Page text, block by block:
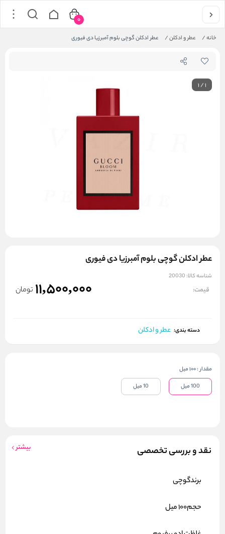
خانه/ عطر و ادکلن/ عطر ادکلن گوچی بلوم آمبرزیا دی فیوری
0
1/1
عطر ادکلن گوچی بلوم آمبرزیا دی فیوری
شناسه کالا: 20030
قیمت: 11,500,000 تومان
دسته بندی: عطر و ادکلن
نقد و بررسی تخصصی بیشتر
برندگوچی
حجم100 میل
مقدار :100 میل
100 میل
10 میل